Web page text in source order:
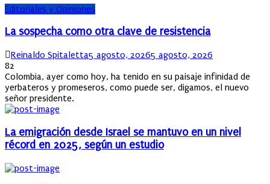
Editoriales y Opiniones
La sospecha como otra clave de resistencia
Author
Reinaldo SpitalettaPosted
5 agosto, 20265 agosto, 2026
82
Colombia, ayer como hoy, ha tenido en su paisaje infinidad de
yerbateros y promeseros, como puede ser, digamos, el nuevo
señor presidente.
La emigración desde Israel se mantuvo en un nivel
récord en 2025, según un estudio